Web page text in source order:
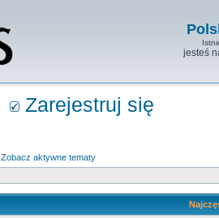
jesteś
Zarejestruj się
Zobacz aktywne tematy